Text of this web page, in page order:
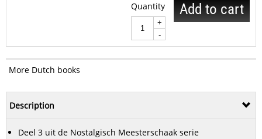
Quantity
+
-
Add to cart
More Dutch books
Description
Deel 3 uit de Nostalgisch Meesterschaak serie